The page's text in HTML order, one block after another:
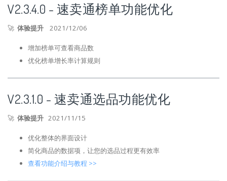
V2.3.4.0 - 速卖通榜单功能优化
🚀 体验提升 2021/12/06
增加榜单可查看商品数
优化榜单增长率计算规则
V2.3.1.0 - 速卖通选品功能优化
🚀 体验提升 2021/11/15
优化整体的界面设计
简化商品的数据项，让您的选品过程更有效率
查看功能介绍与教程 >>